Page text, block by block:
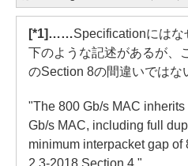
[*1]……Specificationにはな
下のような記述があるが、
のSection 8の間違いではな
"The 800 Gb/s MAC
Gb/s MAC, including full
minimum interpacket gap of
2.3-2018 Section 4."